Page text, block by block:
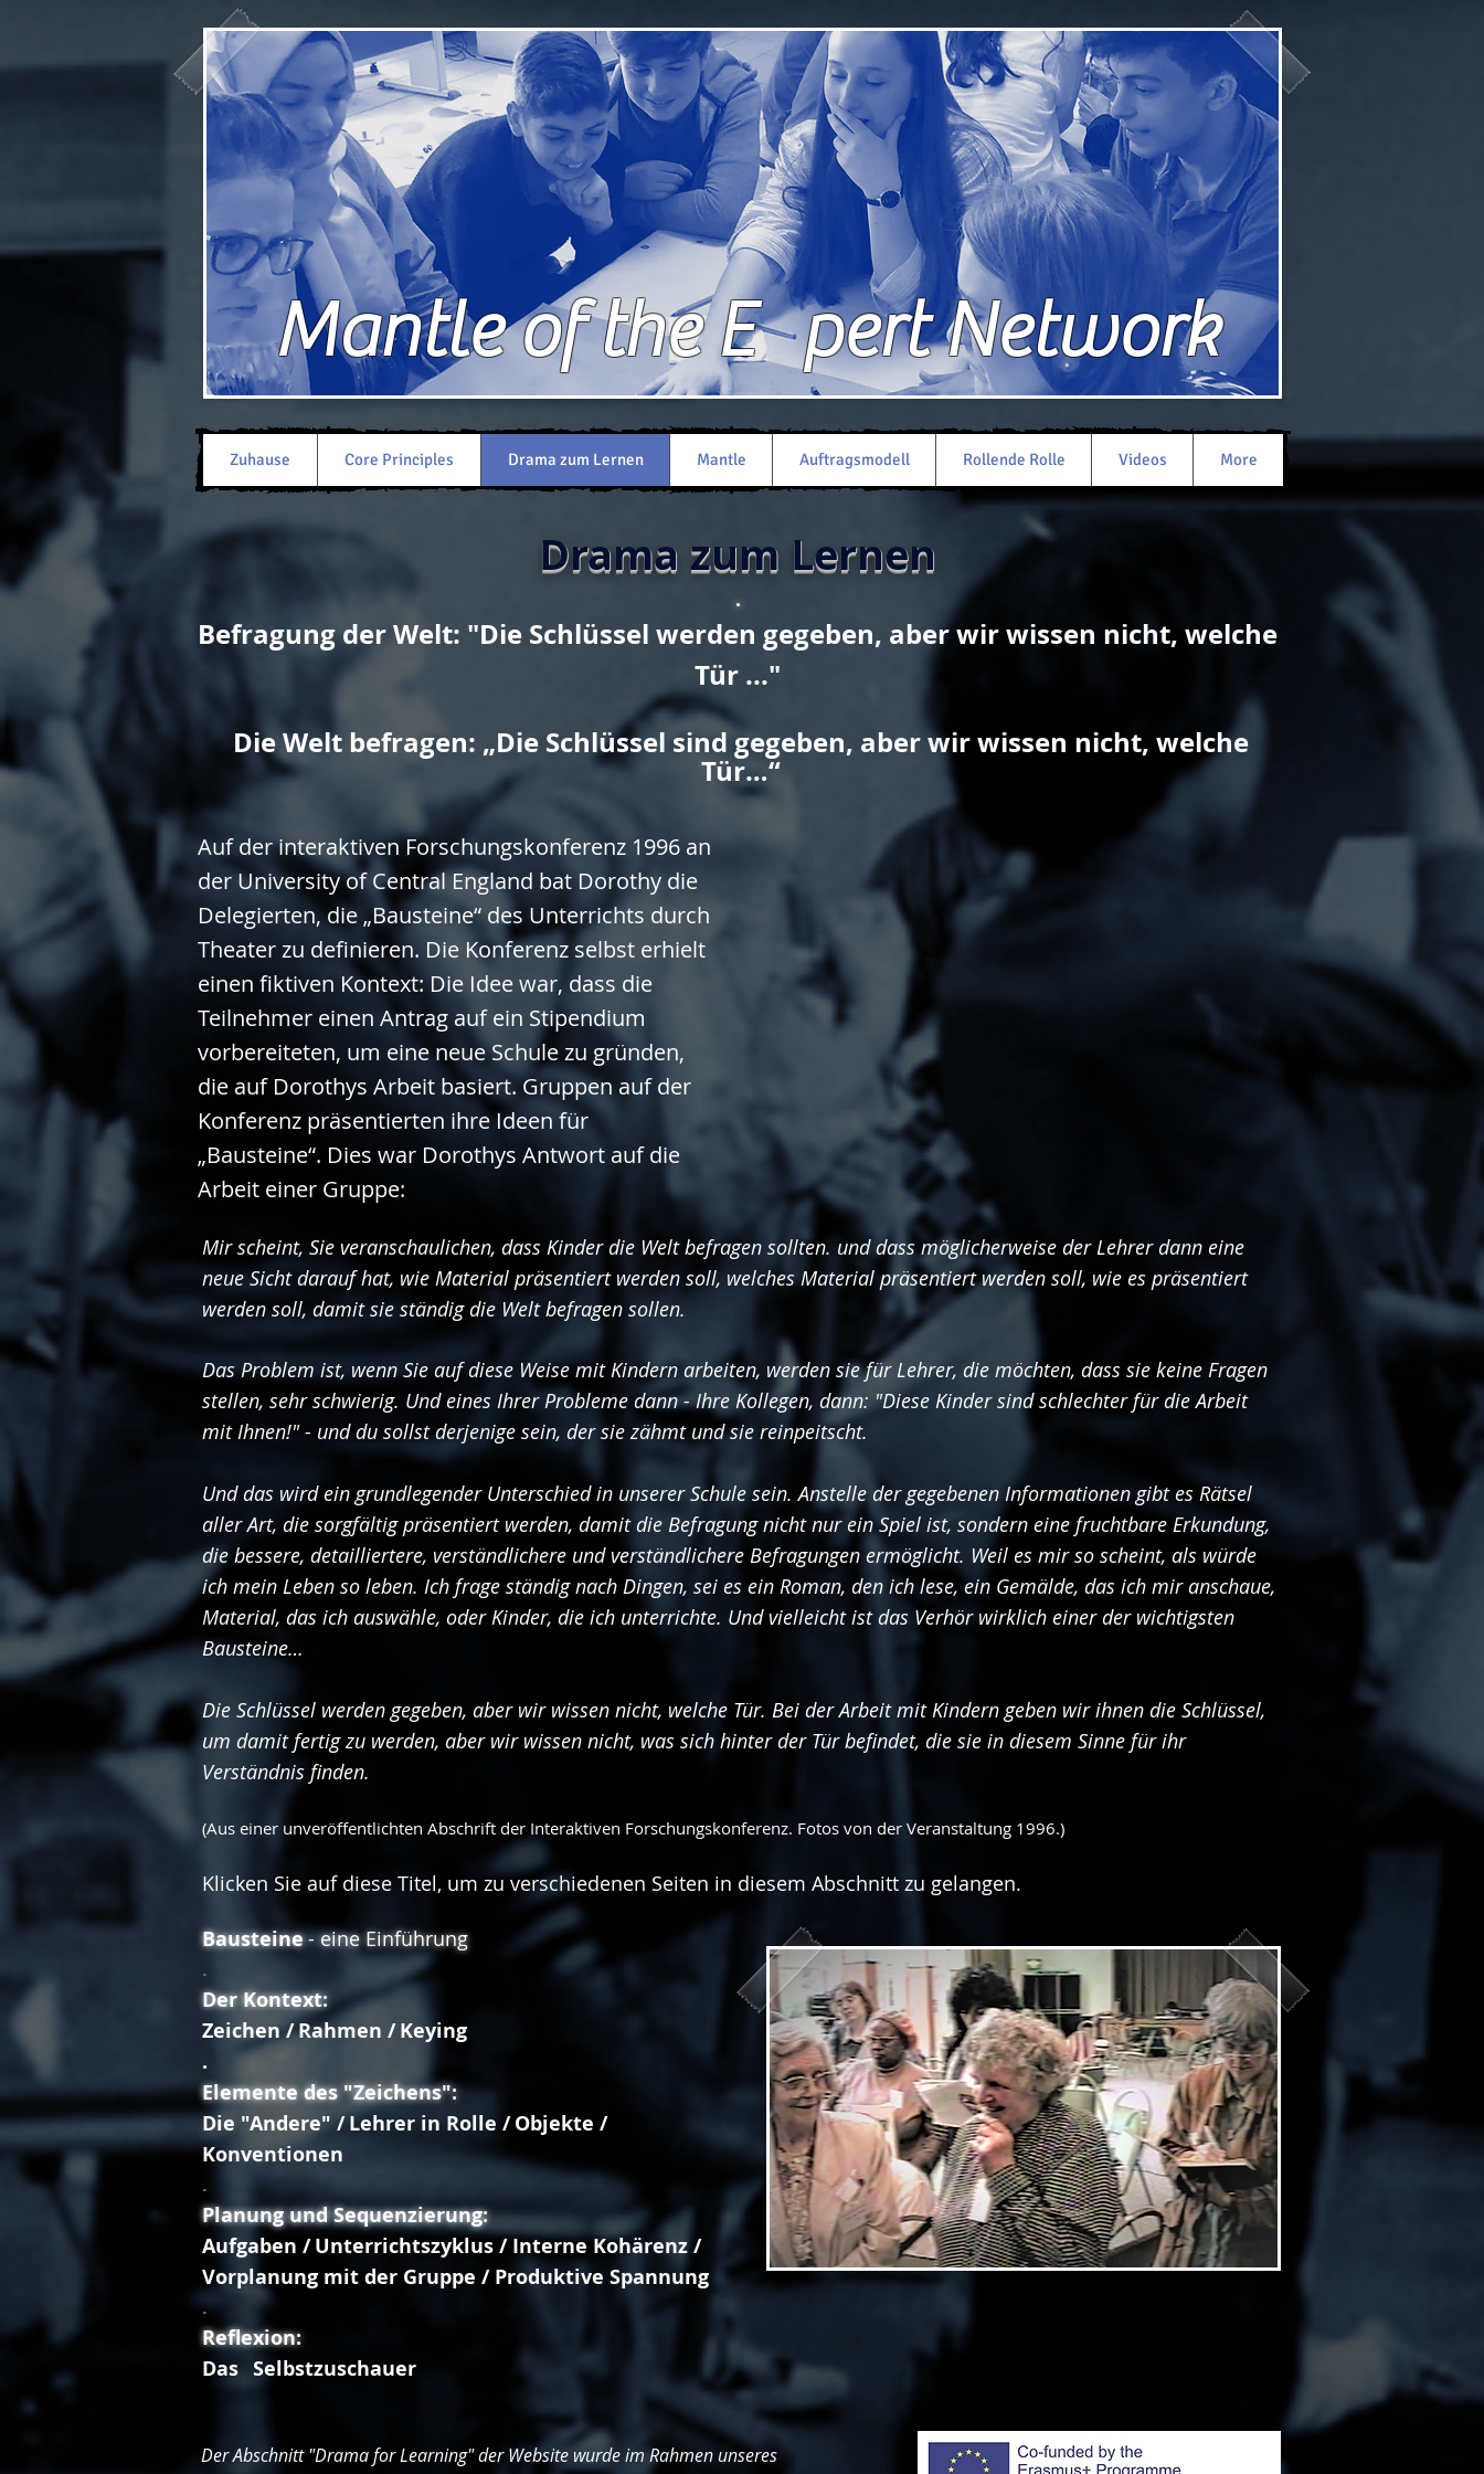
Mantle of the E pert Network
Drama zum Lernen
.
Befragung der Welt: "Die Schlüssel werden gegeben, aber wir wissen nicht, welche
Tür ..."
Die Welt befragen: „Die Schlüssel sind gegeben, aber wir wissen nicht, welche
Tür…“
Auf der interaktiven Forschungskonferenz 1996 an
der University of Central England bat Dorothy die
Delegierten, die „Bausteine“ des Unterrichts durch
Theater zu definieren. Die Konferenz selbst erhielt
einen fiktiven Kontext: Die Idee war, dass die
Teilnehmer einen Antrag auf ein Stipendium
vorbereiteten, um eine neue Schule zu gründen,
die auf Dorothys Arbeit basiert. Gruppen auf der
Konferenz präsentierten ihre Ideen für
„Bausteine“. Dies war Dorothys Antwort auf die
Arbeit einer Gruppe:
Mir scheint, Sie veranschaulichen, dass Kinder die Welt befragen sollten. und dass möglicherweise der Lehrer dann eine
neue Sicht darauf hat, wie Material präsentiert werden soll, welches Material präsentiert werden soll, wie es präsentiert
werden soll, damit sie ständig die Welt befragen sollen.
Das Problem ist, wenn Sie auf diese Weise mit Kindern arbeiten, werden sie für Lehrer, die möchten, dass sie keine Fragen
stellen, sehr schwierig. Und eines Ihrer Probleme dann - Ihre Kollegen, dann: "Diese Kinder sind schlechter für die Arbeit
mit Ihnen!" - und du sollst derjenige sein, der sie zähmt und sie reinpeitscht.
Und das wird ein grundlegender Unterschied in unserer Schule sein. Anstelle der gegebenen Informationen gibt es Rätsel
aller Art, die sorgfältig präsentiert werden, damit die Befragung nicht nur ein Spiel ist, sondern eine fruchtbare Erkundung,
die bessere, detailliertere, verständlichere und verständlichere Befragungen ermöglicht. Weil es mir so scheint, als würde
ich mein Leben so leben. Ich frage ständig nach Dingen, sei es ein Roman, den ich lese, ein Gemälde, das ich mir anschaue,
Material, das ich auswähle, oder Kinder, die ich unterrichte. Und vielleicht ist das Verhör wirklich einer der wichtigsten
Bausteine…
Die Schlüssel werden gegeben, aber wir wissen nicht, welche Tür. Bei der Arbeit mit Kindern geben wir ihnen die Schlüssel,
um damit fertig zu werden, aber wir wissen nicht, was sich hinter der Tür befindet, die sie in diesem Sinne für ihr
Verständnis finden.
(Aus einer unveröffentlichten Abschrift der Interaktiven Forschungskonferenz. Fotos von der Veranstaltung 1996.)
Klicken Sie auf diese Titel, um zu verschiedenen Seiten in diesem Abschnitt zu gelangen.
Bausteine- eine Einführung
.
Der Kontext:
Zeichen /Rahmen / Keying
.
Elemente des "Zeichens":
Die "Andere" /Lehrer in Rolle / Objekte /
Konventionen
.
Planung und Sequenzierung:
Aufgaben / Unterrichtszyklus / Interne Kohärenz /
Vorplanung mit der Gruppe / Produktive Spannung
.
Reflexion:
Das Selbstzuschauer
Der Abschnitt "Drama for Learning" der Website wurde im Rahmen unseres
Zuhause Core Principles Drama zum Lernen Mantle Auftragsmodell Rollende Rolle Videos More